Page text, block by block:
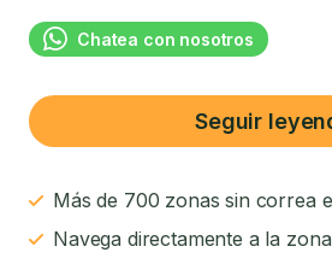
Chatea con nosotros
Seguir
Más de 700 zonas sin correa
Navega directamente a la